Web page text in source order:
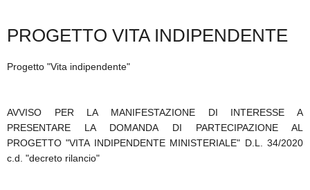
Carta Servizi
Contatti
PROGETTO VITA INDIPENDENTE
Progetto "Vita indipendente"
AVVISO PER LA MANIFESTAZIONE DI INTERESSE A
PRESENTARE LA DOMANDA DI PARTECIPAZIONE AL
PROGETTO "VITA INDIPENDENTE MINISTERIALE" D.L. 34/2020
c.d. "decreto rilancio"